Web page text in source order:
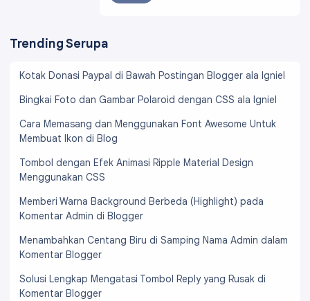
Trending Serupa
Kotak Donasi Paypal di Bawah Postingan Blogger ala Igniel
Bingkai Foto dan Gambar Polaroid dengan CSS ala Igniel
Cara Memasang dan Menggunakan Font Awesome Untuk
Membuat Ikon di Blog
Tombol dengan Efek Animasi Ripple Material Design
Menggunakan CSS
Memberi Warna Background Berbeda (Highlight) pada
Komentar Admin di Blogger
Menambahkan Centang Biru di Samping Nama Admin dalam
Komentar Blogger
Solusi Lengkap Mengatasi Tombol Reply yang Rusak di
Komentar Blogger